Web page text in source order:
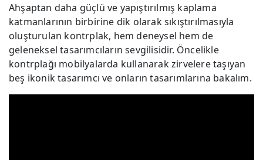
Ahşaptan daha güçlü ve yapıştırılmış kaplama
katmanlarının birbirine dik olarak sıkıştırılmasıyla
oluşturulan kontrplak, hem deneysel hem de
geleneksel tasarımcıların sevgilisidir. Öncelikle
kontrplağı mobilyalarda kullanarak zirvelere taşıyan
beş ikonik tasarımcı ve onların tasarımlarına bakalım.